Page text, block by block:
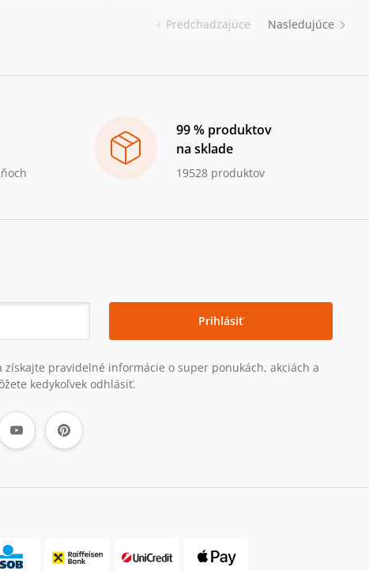
Predchadzajúce Nasledujúce
99 % produktov
na sklade
19528 produktov
Prihlásiť
získajte pravidelné informácie o super ponukách, akciách a
kedykoľvek odhlásiť.